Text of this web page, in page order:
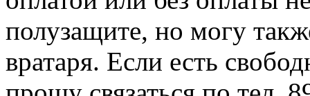
полузащите, но могу
вратаря. Если есть